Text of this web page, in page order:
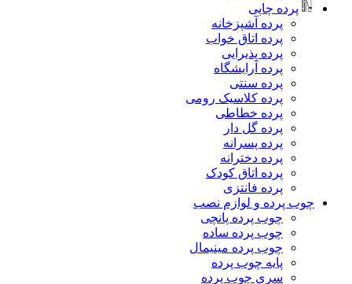
پرده چاپی
پرده آشپزخانه
پرده اتاق خواب
پرده پذیرایی
پرده آرایشگاه
پرده سنتی
پرده کلاسیک رومی
پرده خطاطی
پرده گل دار
پرده پسرانه
پرده دخترانه
پرده اتاق کودک
پرده فانتزی
چوب پرده و لوازم نصب
چوب پرده پانچی
چوب پرده ساده
چوب پرده مینیمال
پایه چوب پرده
سری چوب پرده